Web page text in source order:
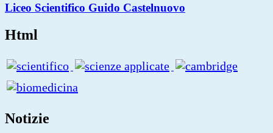
Liceo Scientifico Guido Castelnuovo
Html
Notizie